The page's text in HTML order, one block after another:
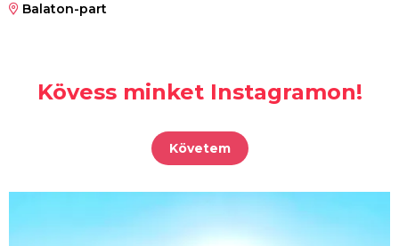
Balaton-part
Kövess minket Instagramon!
Követem